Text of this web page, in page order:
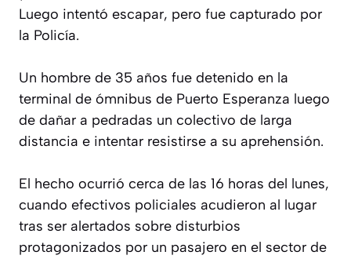
Luego intentó escapar, pero fue capturado por
la Policía.
Un hombre de 35 años fue detenido en la
terminal de ómnibus de Puerto Esperanza luego
de dañar a pedradas un colectivo de larga
distancia e intentar resistirse a su aprehensión.
El hecho ocurrió cerca de las 16 horas del lunes,
cuando efectivos policiales acudieron al lugar
tras ser alertados sobre disturbios
protagonizados por un pasajero en el sector de